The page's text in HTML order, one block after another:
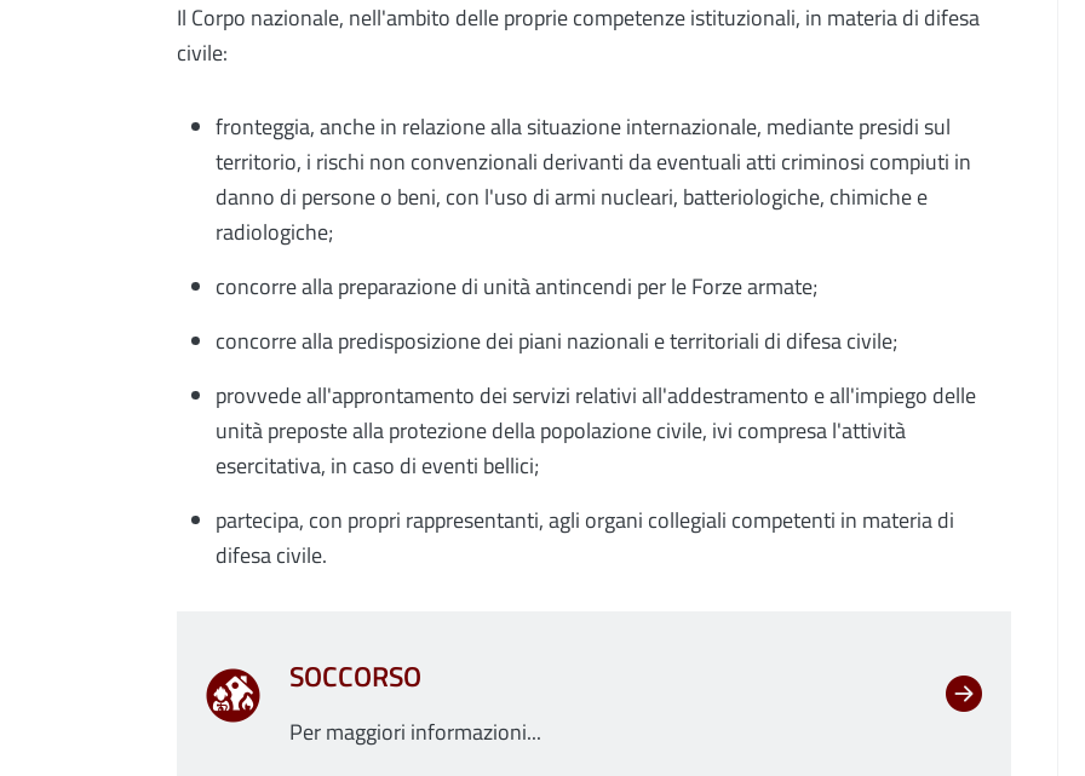
Il Corpo nazionale, nell'ambito delle proprie competenze istituzionali, in materia di difesa
civile:
fronteggia, anche in relazione alla situazione internazionale, mediante presidi sul
territorio, i rischi non convenzionali derivanti da eventuali atti criminosi compiuti in
danno di persone o beni, con l'uso di armi nucleari, batteriologiche, chimiche e
radiologiche;
concorre alla preparazione di unità antincendi per le Forze armate;
concorre alla predisposizione dei piani nazionali e territoriali di difesa civile;
provvede all'approntamento dei servizi relativi all'addestramento e all'impiego delle
unità preposte alla protezione della popolazione civile, ivi compresa l'attività
esercitativa, in caso di eventi bellici;
partecipa, con propri rappresentanti, agli organi collegiali competenti in materia di
difesa civile.
SOCCORSO
Per maggiori informazioni...